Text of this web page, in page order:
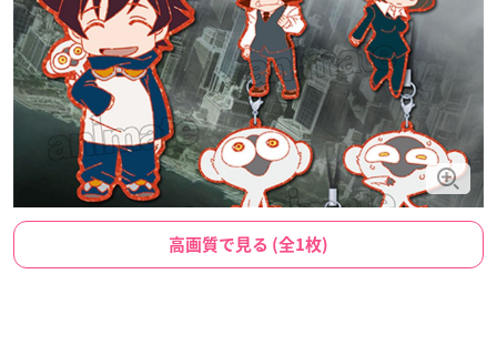
高画質で見る (全1枚)